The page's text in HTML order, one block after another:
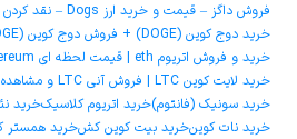
فروش داگز – قیمت و خرید ارز Dogs – نقد کردن پول ربات داگز
خرید دوج ‌کوین (DOGE) + فروش دوج ‌کوین (DOGE) | آسان، فوری، با کارمزد نزدیک به صفر
خرید و فروش اتریوم eth | قیمت لحظه ای Ethereum
خرید لایت کوین LTC | فروش آنی LTC و مشاهده قیمت لحظه‌ای
خرید سونیک (فانتوم)خرید اتریوم کلاسیکخرید
خرید نات کوینخرید بیت کوین کشخرید همستر